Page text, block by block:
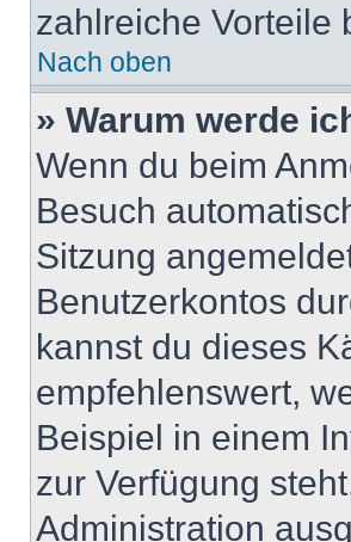
zahlreiche Vorteile
Nach oben
» Warum werde
Wenn du beim
Besuch
Sitzung
Benutzerkontos
kannst du dieses
empfehlenswert,
Beispiel in einem
zur Verfügung
Administration